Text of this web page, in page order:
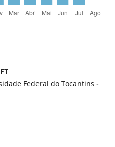
Federal do Tocantins -